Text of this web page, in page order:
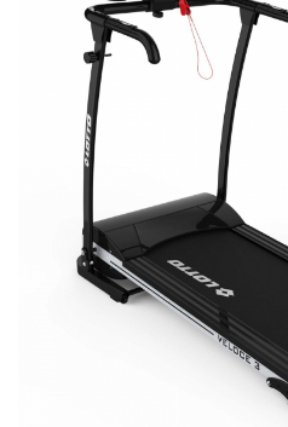
Accesorii inot
Genti si rucsacuri
Tricouri, pantaloni, bluze
Costume profesionale inot